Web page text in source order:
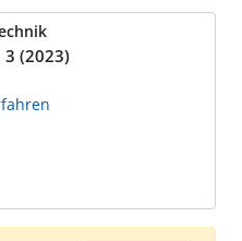
3 (2023)